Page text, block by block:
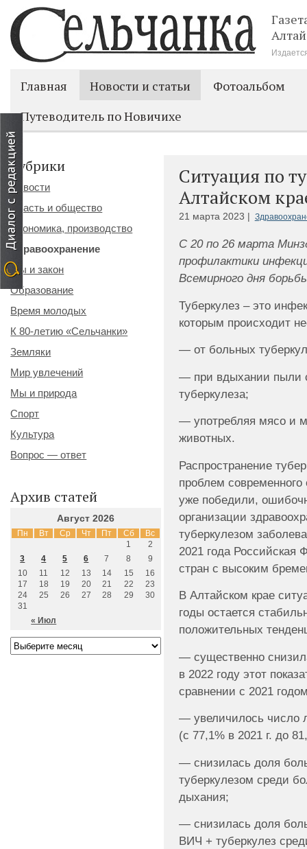
Главная Новости и статьи
Фотоальбом
Путеводитель по Новичихе
Ситуация по
Алтайском
21 марта 2023 |
С 20 по 26 марта
профилактики
Всемирного дня
Туберкулез – это
которым происходит
— от больных
— при вдыхании пыли
туберкулеза;
— употребляя мясо и
животных.
Распространение
проблем
уже победили,
организации
туберкулезом
2021 года Российская
стран с высоким
В Алтайском крае
годы остается
положительных
— существенно
в 2022 году этот
сравнении с 2021
— увеличилось число
(с 77,1% в 2021 г. до
— снизилась доля
туберкулезом среди
дыхания;
— снизилась доля
ВИЧ + туберкулез
Рубрики
Новости
Власть и общество
Экономика, производство
Здравоохранение
Мы и закон
Образование
Время молодых
К 80-летию «Сельчанки»
Земляки
Мир увлечений
Мы и природа
Спорт
Культура
Вопрос — ответ
Архив статей
Август 2026
Пн Вт Ср Чт Пт Сб Вс
« Июл
1
2
3
4 5 6 7 8
9
10
11 12 13 14 15
16
17
18 19 20 21 22
23
24
25 26 27 28 29
30
31